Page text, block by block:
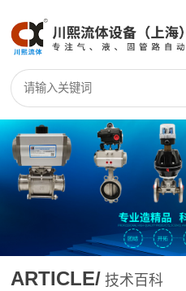
ARTICLE/ 技术百科